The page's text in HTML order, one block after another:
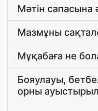
Мәтін сапасына
Мазмұны
Мұқабаға не
Бояулауы,
орны